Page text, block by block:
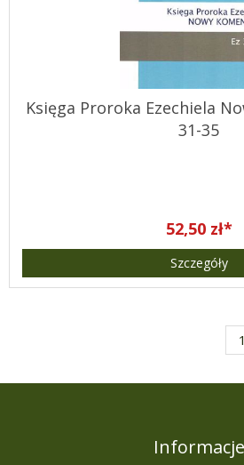
Księga Proroka Ezechiela
31-35
52,50 zł*
Szczegóły
1
Informacje